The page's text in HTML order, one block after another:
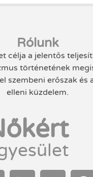
Rólunk
célja a jelentős
történetének
szembeni erőszak és
elleni küzdelem.